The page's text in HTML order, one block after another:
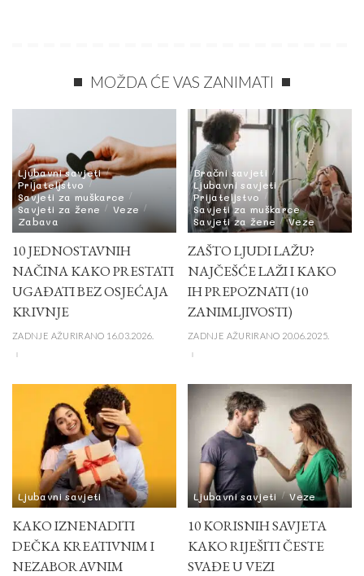
MOŽDA ĆE VAS ZANIMATI
Ljubavni savjeti
Prijateljstvo
Savjeti za muškarce
Savjeti za žene
Veze
Zabava
10 JEDNOSTAVNIH
NAČINA KAKO PRESTATI
UGAĐATI BEZ OSJEĆAJA
KRIVNJE
ZADNJE AŽURIRANO 16.03.2026.
Bračni savjeti
Ljubavni savjeti
Prijateljstvo
Savjeti za muškarce
Savjeti za žene
Veze
ZAŠTO LJUDI LAŽU?
NAJČEŠĆE LAŽI I KAKO
IH PREPOZNATI (10
ZANIMLJIVOSTI)
ZADNJE AŽURIRANO 20.06.2025.
Ljubavni savjeti
KAKO IZNENADITI
DEČKA KREATIVNIM I
NEZABORAVNIM
Ljubavni savjeti Veze
10 KORISNIH SAVJETA
KAKO RIJEŠITI ČESTE
SVAĐE U VEZI